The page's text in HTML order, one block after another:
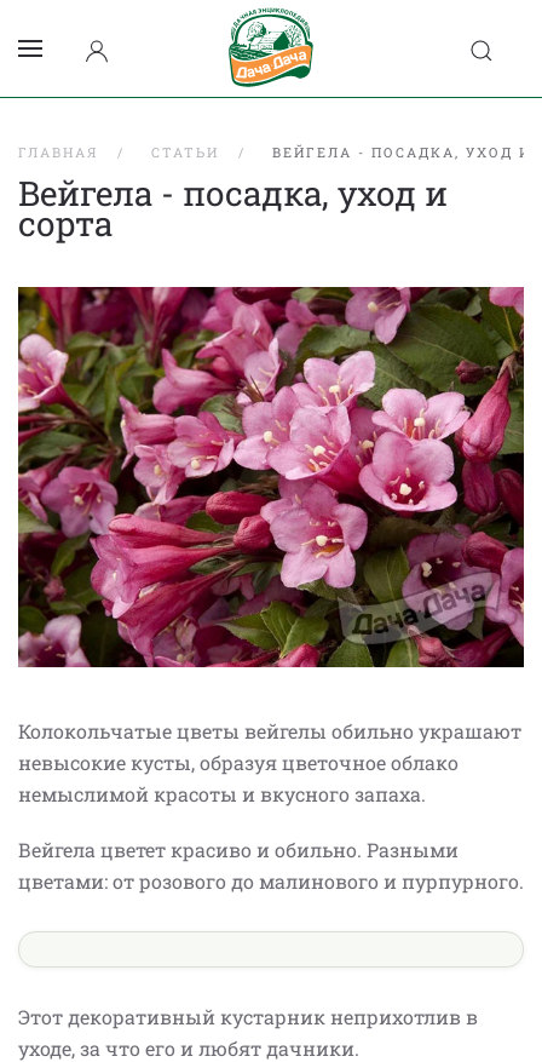
ГЛАВНАЯ СТАТЬИ ВЕЙГЕЛА - ПОСАДКА, УХОД И
Вейгела - посадка, уход и
сорта
Колокольчатые цветы вейгелы обильно украшают
невысокие кусты, образуя цветочное облако
немыслимой красоты и вкусного запаха.
Вейгела цветет красиво и обильно. Разными
цветами: от розового до малинового и пурпурного.
Этот декоративный кустарник неприхотлив в
уходе, за что его и любят дачники.